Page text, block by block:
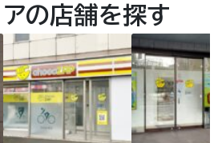
アの店舗を探す